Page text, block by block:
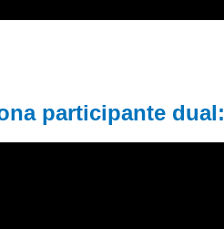
participante dual: